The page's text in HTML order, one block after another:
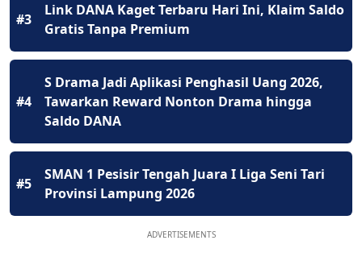
#3
Link DANA Kaget Terbaru Hari Ini, Klaim Saldo
Gratis Tanpa Premium
#4
S Drama Jadi Aplikasi Penghasil Uang 2026,
Tawarkan Reward Nonton Drama hingga
Saldo DANA
#5
SMAN 1 Pesisir Tengah Juara I Liga Seni Tari
Provinsi Lampung 2026
ADVERTISEMENTS